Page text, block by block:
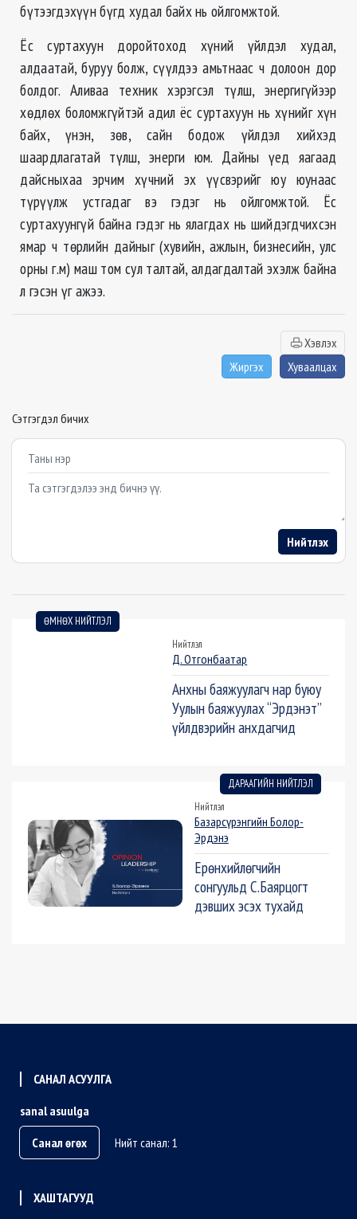
бүтээгдэхүүн бүгд худал байх нь ойлгомжтой.
Ёс суртахуун доройтоход хүний үйлдэл худал,
алдаатай, буруу болж, сүүлдээ амьтнаас ч долоон дор
болдог. Аливаа техник хэрэгсэл түлш, энергигүйээр
хөдлөх боломжгүйтэй адил ёс суртахуун нь хүнийг хүн
байх, үнэн, зөв, сайн бодож үйлдэл хийхэд
шаардлагатай түлш, энерги юм. Дайны үед яагаад
дайсныхаа эрчим хүчний эх үүсвэрийг юу юунаас
түрүүлж устгадаг вэ гэдэг нь ойлгомжтой. Ёс
суртахуунгүй байна гэдэг нь ялагдах нь шийдэгдчихсэн
ямар ч төрлийн дайныг (хувийн, ажлын, бизнесийн, улс
орны г.м) маш том сул талтай, алдагдалтай эхэлж байна
л гэсэн үг ажээ.
Хэвлэх
Жиргэх
Хуваалцах
Сэтгэгдэл бичих
Example textarea
Нийтлэх
ӨМНӨХ НИЙТЛЭЛ
Нийтлэл
Д. Отгонбаатар
Анхны баяжуулагч нар буюу
Уулын баяжуулах “Эрдэнэт”
үйлдвэрийн анхдагчид
ДАРААГИЙН НИЙТЛЭЛ
Нийтлэл
Базарсүрэнгийн Болор-
Эрдэнэ
Ерөнхийлөгчийн
сонгуульд С.Баярцогт
дэвших эсэх тухайд
САНАЛ АСУУЛГА
sanal asuulga
Санал өгөх
Нийт санал: 1
ХАШТАГУУД